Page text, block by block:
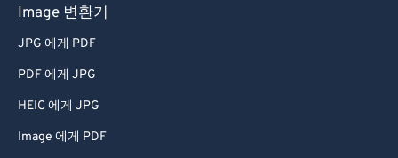
Image 변환기
JPG 에게 PDF
PDF 에게 JPG
HEIC 에게 JPG
Image 에게 PDF